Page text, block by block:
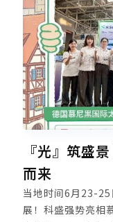
『光』筑盛
而来
当地时间6月23-25
展！科盛强势亮相